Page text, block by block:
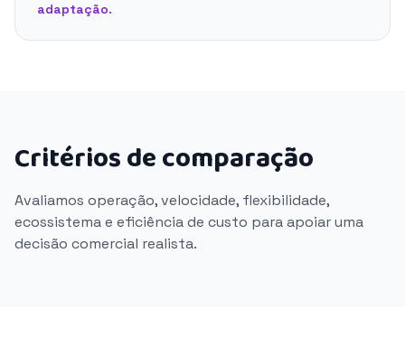
adaptação.
Critérios de comparação
Avaliamos operação, velocidade, flexibilidade,
ecossistema e eficiência de custo para apoiar uma
decisão comercial realista.